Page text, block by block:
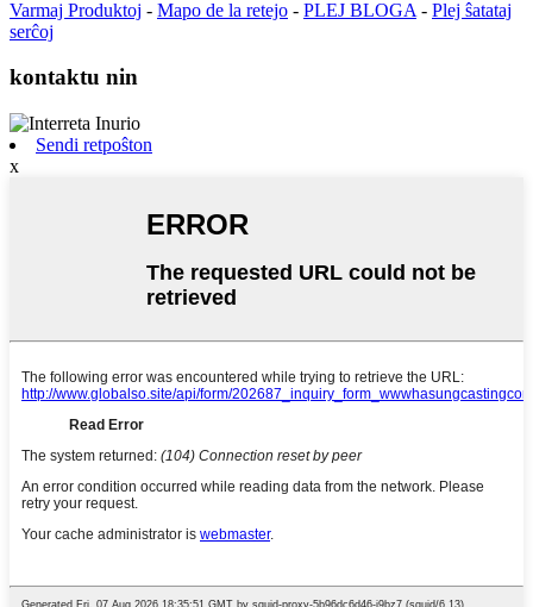
Varmaj Produktoj - Mapo de la retejo - PLEJ BLOGA - Plej ŝatataj
serĉoj
kontaktu nin
Sendi retpoŝton
x